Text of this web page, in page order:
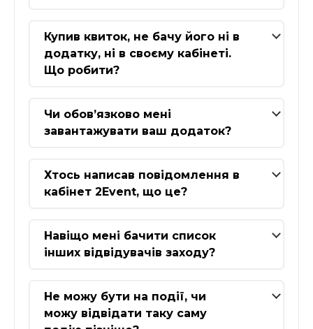
Купив квиток, не бачу його ні в
додатку, ні в своєму кабінеті.
Що робити?
Чи обов’язково мені
завантажувати ваш додаток?
Хтось написав повідомлення в
кабінет 2Event, що це?
Навіщо мені бачити список
інших відвідувачів заходу?
Не можу бути на події, чи
можу відвідати таку саму